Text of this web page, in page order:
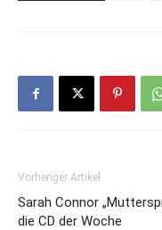
Vorheriger Artikel
Sarah Connor
die CD der Woche